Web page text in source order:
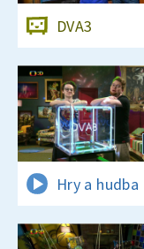
DVA3
Hry a hudba